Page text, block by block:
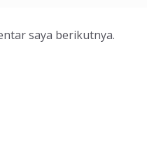
saya berikutnya.